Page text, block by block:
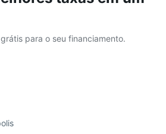
para o seu financiamento.